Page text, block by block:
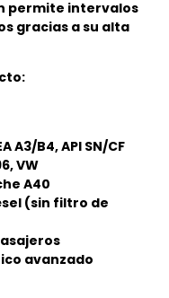
permite intervalos
gracias a su alta
A3/B4, API SN/CF
VW
A40
(sin filtro de
avanzado